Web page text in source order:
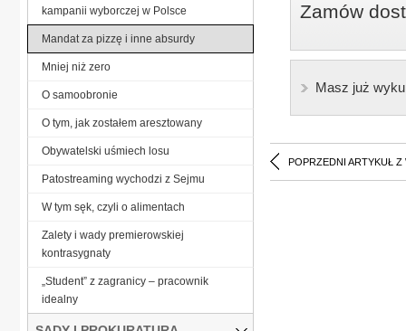
Zamów
Masz już
POPRZEDNI ARTYKUŁ Z
kampanii wyborczej w Polsce
Mandat za pizzę i inne absurdy
Mniej niż zero
O samoobronie
O tym, jak zostałem aresztowany
Obywatelski uśmiech losu
Patostreaming wychodzi z Sejmu
W tym sęk, czyli o alimentach
Zalety i wady premierowskiej
kontrasygnaty
„Student” z zagranicy – pracownik
idealny